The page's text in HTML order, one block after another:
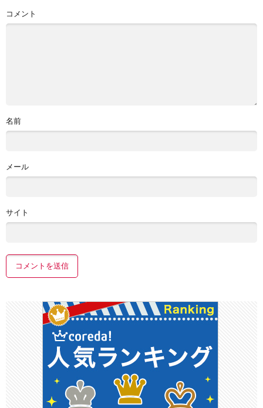
コメント
名前
メール
サイト